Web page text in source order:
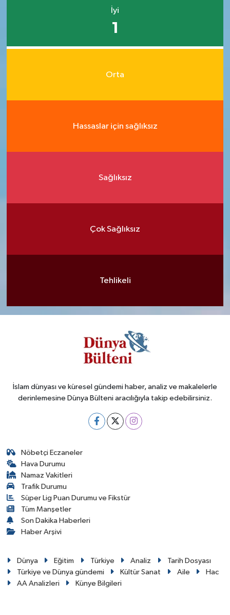
İyi
1
Orta
Hassaslar için sağlıksız
Sağlıksız
Çok Sağlıksız
Tehlikeli
İslam dünyası ve küresel gündemi haber, analiz ve makalelerle
derinlemesine Dünya Bülteni aracılığıyla takip edebilirsiniz.
Nöbetçi Eczaneler
Hava Durumu
Namaz Vakitleri
Trafik Durumu
Süper Lig Puan Durumu ve Fikstür
Tüm Manşetler
Son Dakika Haberleri
Haber Arşivi
Dünya Eğitim Türkiye Analiz
Tarih Dosyası
Türkiye ve Dünya gündemi
Kültür Sanat Aile
Hac
AA Analizleri
Künye Bilgileri